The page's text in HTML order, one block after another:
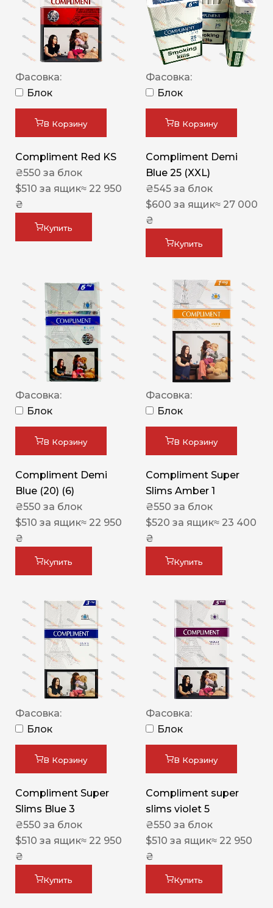
Фасовка:
Блок
В Корзину
Compliment Red KS
₴550 за блок
$510 за ящик≈ 22 950
₴
Купить
Фасовка:
Блок
В Корзину
Compliment Demi
Blue 25 (XXL)
₴545 за блок
$600 за ящик≈ 27 000
₴
Купить
Фасовка:
Блок
В Корзину
Compliment Demi
Blue (20) (6)
₴550 за блок
$510 за ящик≈ 22 950
₴
Купить
Фасовка:
Блок
В Корзину
Compliment Super
Slims Amber 1
₴550 за блок
$520 за ящик≈ 23 400
₴
Купить
Фасовка:
Блок
В Корзину
Compliment Super
Slims Blue 3
₴550 за блок
$510 за ящик≈ 22 950
₴
Купить
Фасовка:
Блок
В Корзину
Compliment super
slims violet 5
₴550 за блок
$510 за ящик≈ 22 950
₴
Купить